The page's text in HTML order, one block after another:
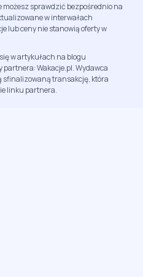
sprawdzić bezpośrednio na
w interwałach
lub ceny nie stanowią oferty w
w artykułach na blogu
Wakacje.pl. Wydawca
sfinalizowaną transakcję, która
linku partnera.